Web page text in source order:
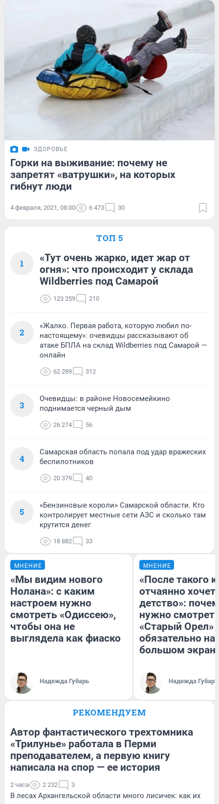
ЗДОРОВЬЕ
Горки на выживание: почему не
запретят «ватрушки», на которых
гибнут люди
4 февраля, 2021, 08:00 6 473 30
ТОП 5
1
«Тут очень жарко, идет жар от
огня»: что происходит у склада
Wildberries под Самарой
123 259 210
2
«Жалко. Первая работа, которую любил по-
настоящему»: очевидцы рассказывают об
атаке БПЛА на склад Wildberries под Самарой —
онлайн
62 289 312
3
Очевидцы: в районе Новосемейкино
поднимается черный дым
26 274 56
4
Самарская область попала под удар вражеских
беспилотников
20 379 40
5
«Бензиновые короли» Самарской области. Кто
контролирует местные сети АЗС и сколько там
крутится денег
18 882 33
МНЕНИЕ
«Мы видим нового
Нолана»: с каким
настроем нужно
смотреть «Одиссею»,
чтобы она не
выглядела как фиаско
Надежда Губарь
МНЕНИЕ
«После такого
отчаянно
детство»:
нужно
«Старый Орел»
обязательно на
большом
Надежда Губарь
РЕКОМЕНДУЕМ
Автор фантастического трехтомника
«Трилунье» работала в Перми
преподавателем, а первую книгу
написала на спор — ее история
2 часа 2 232 3
В лесах Архангельской области много лисичек: как их